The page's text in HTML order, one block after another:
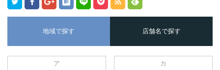
地域で探す 店舗名で探す
ア カ